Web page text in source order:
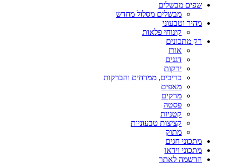
שפים מבשלים
מבשלים מסלול מחדש
מהיר וטבעוני
קינוחי פלאות
רק מתכונים
אורז
דגנים
ירקות
כריכים, ממרחים והברקות
מאפים
מרקים
פסטה
קטניות
קציצות טבעוניות
מתוק
מתכוני חגים
מתכוני וידאו
הרשמה לאתר